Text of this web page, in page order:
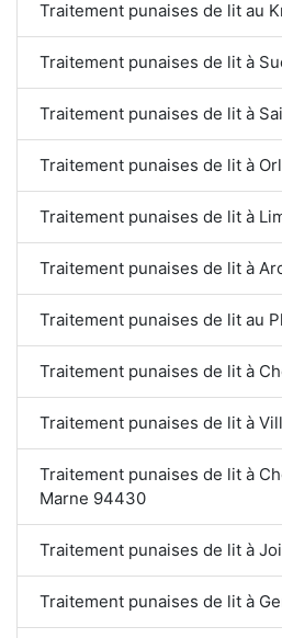
Traitement punaises de lit au
Traitement punaises de lit à
Traitement punaises de lit à
Traitement punaises de lit à
Traitement punaises de lit à
Traitement punaises de lit à
Traitement punaises de lit au
Traitement punaises de lit à
Traitement punaises de lit à
Traitement punaises de lit à
Marne 94430
Traitement punaises de lit à
Traitement punaises de lit à